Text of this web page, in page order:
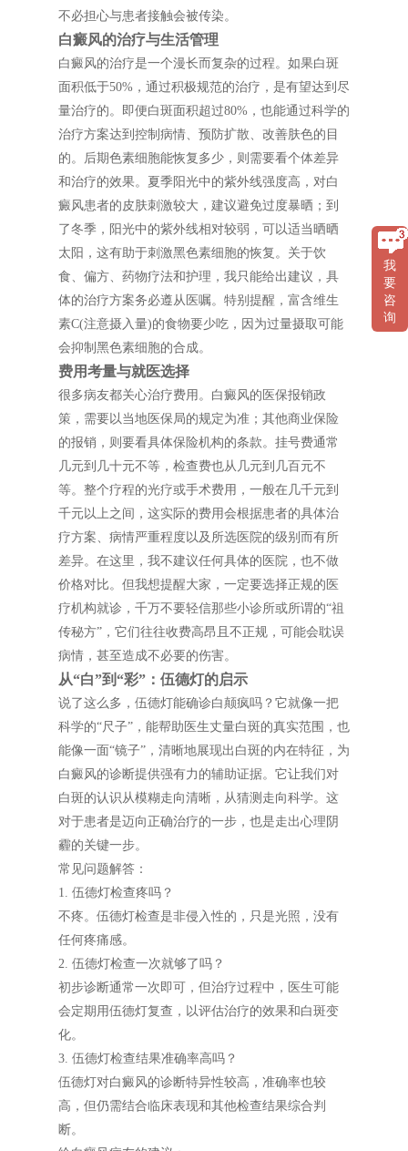
不必担心与患者接触会被传染。
白癜风的治疗与生活管理
白癜风的治疗是一个漫长而复杂的过程。如果白斑
面积低于50%，通过积极规范的治疗，是有望达到尽
量治疗的。即便白斑面积超过80%，也能通过科学的
治疗方案达到控制病情、预防扩散、改善肤色的目
的。后期色素细胞能恢复多少，则需要看个体差异
和治疗的效果。夏季阳光中的紫外线强度高，对白
癜风患者的皮肤刺激较大，建议避免过度暴晒；到
了冬季，阳光中的紫外线相对较弱，可以适当晒晒
太阳，这有助于刺激黑色素细胞的恢复。关于饮
食、偏方、药物疗法和护理，我只能给出建议，具
体的治疗方案务必遵从医嘱。特别提醒，富含维生
素C(注意摄入量)的食物要少吃，因为过量摄取可能
会抑制黑色素细胞的合成。
费用考量与就医选择
很多病友都关心治疗费用。白癜风的医保报销政
策，需要以当地医保局的规定为准；其他商业保险
的报销，则要看具体保险机构的条款。挂号费通常
几元到几十元不等，检查费也从几元到几百元不
等。整个疗程的光疗或手术费用，一般在几千元到
千元以上之间，这实际的费用会根据患者的具体治
疗方案、病情严重程度以及所选医院的级别而有所
差异。在这里，我不建议任何具体的医院，也不做
价格对比。但我想提醒大家，一定要选择正规的医
疗机构就诊，千万不要轻信那些小诊所或所谓的“祖
传秘方”，它们往往收费高昂且不正规，可能会耽误
病情，甚至造成不必要的伤害。
从“白”到“彩”：伍德灯的启示
说了这么多，伍德灯能确诊白颠疯吗？它就像一把
科学的“尺子”，能帮助医生丈量白斑的真实范围，也
能像一面“镜子”，清晰地展现出白斑的内在特征，为
白癜风的诊断提供强有力的辅助证据。它让我们对
白斑的认识从模糊走向清晰，从猜测走向科学。这
对于患者是迈向正确治疗的一步，也是走出心理阴
霾的关键一步。
常见问题解答：
1. 伍德灯检查疼吗？
不疼。伍德灯检查是非侵入性的，只是光照，没有
任何疼痛感。
2. 伍德灯检查一次就够了吗？
初步诊断通常一次即可，但治疗过程中，医生可能
会定期用伍德灯复查，以评估治疗的效果和白斑变
化。
3. 伍德灯检查结果准确率高吗？
伍德灯对白癜风的诊断特异性较高，准确率也较
高，但仍需结合临床表现和其他检查结果综合判
断。
我
要
咨
询